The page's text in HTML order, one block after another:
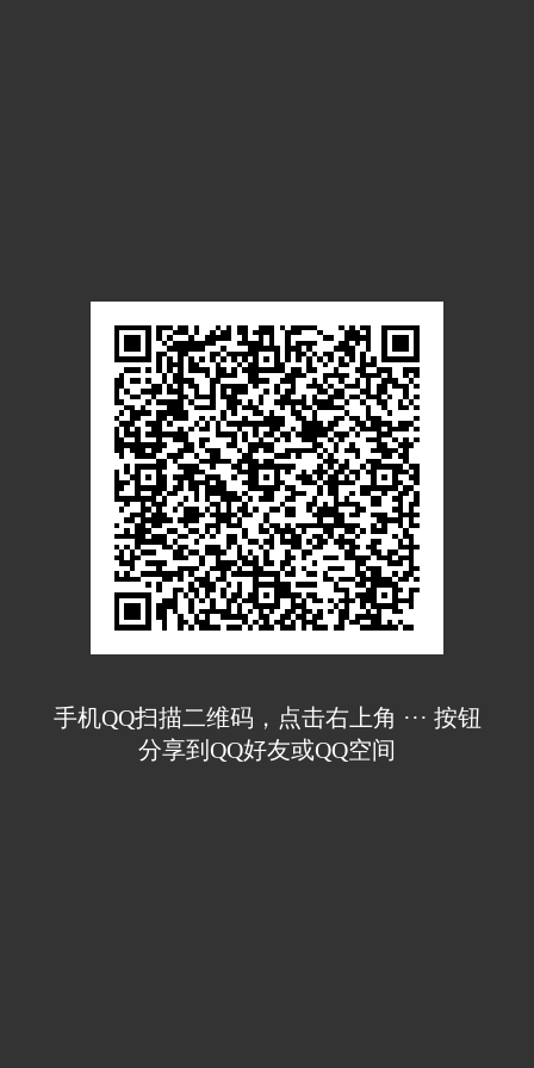
手机QQ扫描二维码，点击右上角 ··· 按钮
分享到QQ好友或QQ空间